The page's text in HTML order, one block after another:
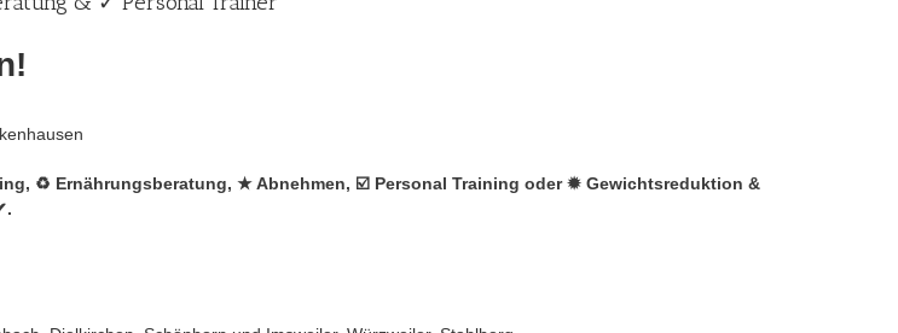
♻ Ernährungsberatung, ★ Abnehmen, ☑️ Personal Training oder ✹ Gewichtsreduktion &